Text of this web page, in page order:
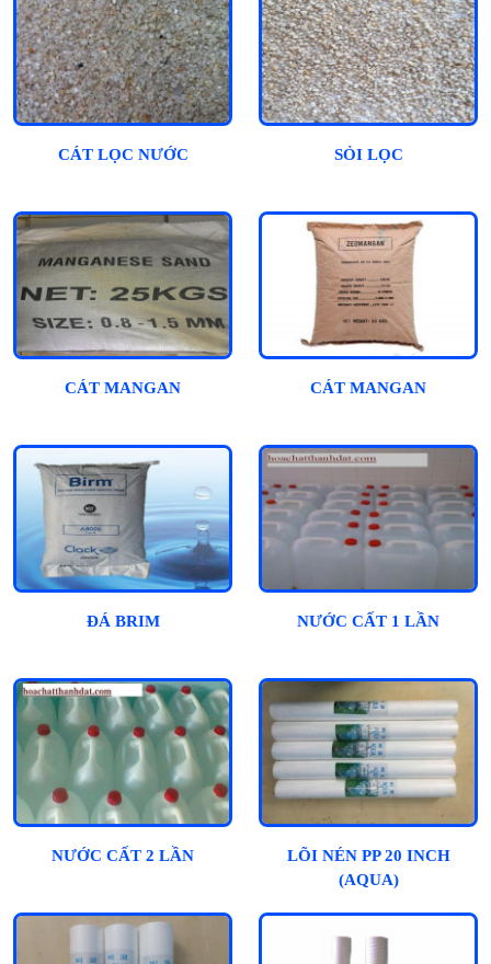
CÁT LỌC NƯỚC SỎI LỌC
CÁT MANGAN CÁT MANGAN
ĐÁ BRIM NƯỚC CẤT 1 LẦN
NƯỚC CẤT 2 LẦN
LÕI NÉN PP 20 INCH
(AQUA)